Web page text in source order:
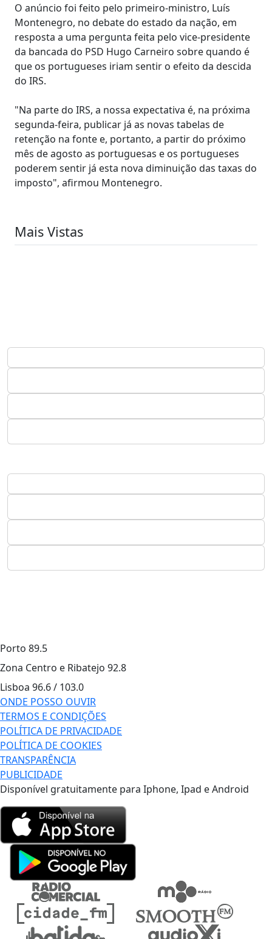
O anúncio foi feito pelo primeiro-ministro, Luís
Montenegro, no debate do estado da nação, em
resposta a uma pergunta feita pelo vice-presidente
da bancada do PSD Hugo Carneiro sobre quando é
que os portugueses iriam sentir o efeito da descida
do IRS.
"Na parte do IRS, a nossa expectativa é, na próxima
segunda-feira, publicar já as novas tabelas de
retenção na fonte e, portanto, a partir do próximo
mês de agosto as portuguesas e os portugueses
poderem sentir já esta nova diminuição das taxas do
imposto", afirmou Montenegro.
Mais Vistas
Porto 89.5
Zona Centro e Ribatejo 92.8
Lisboa 96.6 / 103.0
ONDE POSSO OUVIR
TERMOS E CONDIÇÕES
POLÍTICA DE PRIVACIDADE
POLÍTICA DE COOKIES
TRANSPARÊNCIA
PUBLICIDADE
Disponível gratuitamente para Iphone, Ipad e Android